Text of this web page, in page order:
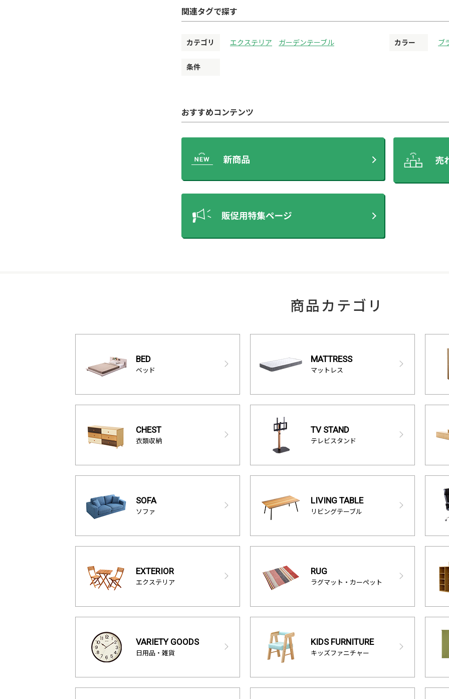
関連タグで探す
カテゴリ エクステリア ガーデンテーブル カラー ブ
条件
おすすめコンテンツ
商品カテゴリ
BED
ベッド
MATTRESS
マットレス
CHEST
衣類収納
TV STAND
テレビスタンド
SOFA
ソファ
LIVING TABLE
リビングテーブル
EXTERIOR
エクステリア
RUG
ラグマット・カーペット
VARIETY GOODS
日用品・雑貨
KIDS FURNITURE
キッズファニチャー